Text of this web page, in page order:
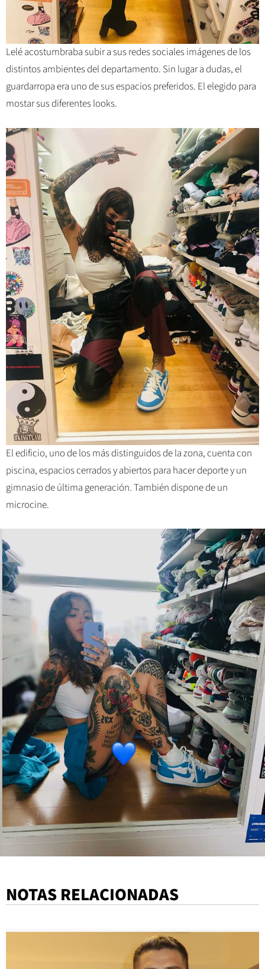
Lelé acostumbraba subir a sus redes sociales imágenes de los
distintos ambientes del departamento. Sin lugar a dudas, el
guardarropa era uno de sus espacios preferidos. El elegido para
mostar sus diferentes looks.
El edificio, uno de los más distinguidos de la zona, cuenta con
piscina, espacios cerrados y abiertos para hacer deporte y un
gimnasio de última generación. También dispone de un
microcine.
NOTAS RELACIONADAS